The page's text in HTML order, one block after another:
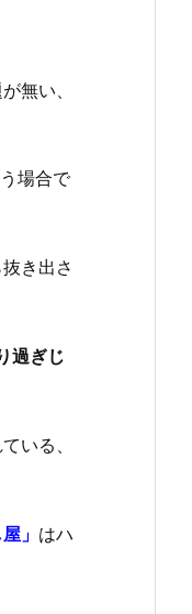
無い、
場合で
き出さ
過ぎじ
いる、
」 はハ